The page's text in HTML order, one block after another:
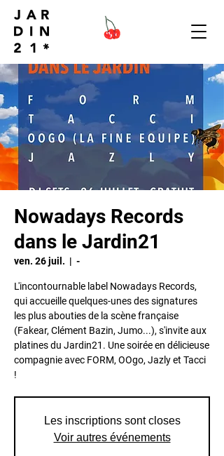
Nowadays Records
dans le Jardin21
ven. 26 juil.
  |
-
L'incontournable label Nowadays Records,
qui accueille quelques-unes des signatures
les plus abouties de la scène française
(Fakear, Clément Bazin, Jumo...), s'invite aux
platines du Jardin21. Une soirée en délicieuse
compagnie avec FORM, OOgo, Jazly et Tacci
!
Les inscriptions sont closes
Voir autres événements